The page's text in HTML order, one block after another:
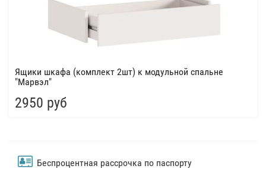
Ящики шкафа (комплект 2шт) к модульной спальне
"Марвэл"
2950 руб
Беспроцентная рассрочка по паспорту